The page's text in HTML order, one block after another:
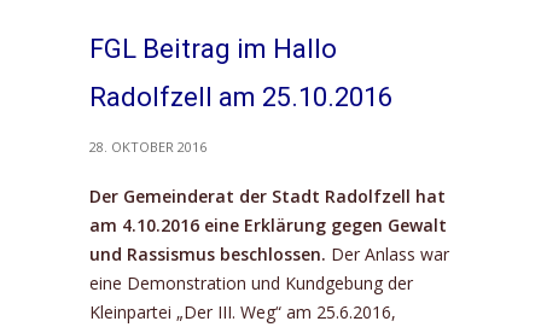
FGL Beitrag im Hallo
Radolfzell am 25.10.2016
28. OKTOBER 2016
Der Gemeinderat der Stadt Radolfzell hat
am 4.10.2016 eine Erklärung gegen Gewalt
und Rassismus beschlossen. Der Anlass war
eine Demonstration und Kundgebung der
Kleinpartei „Der III. Weg“ am 25.6.2016,